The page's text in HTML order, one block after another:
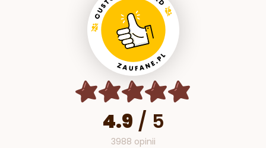
4.9 / 5
3988 opinii